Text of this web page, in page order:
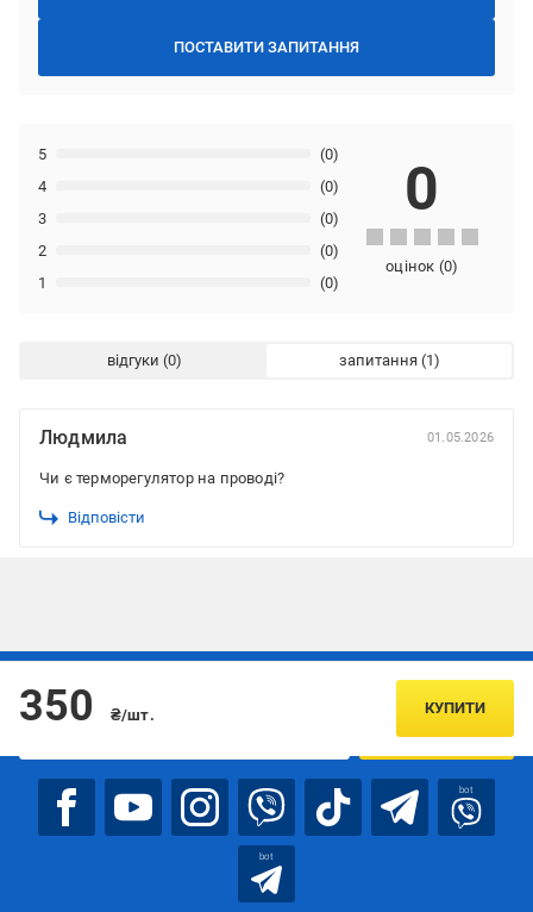
ПОСТАВИТИ ЗАПИТАННЯ
1 (0)
2 (0)
3 (0)
4 (0)
5 (0)
0
оцінок (0)
відгуки запитання
Людмила 01.05.2026
Чи є терморегулятор на проводі?
Відповісти
350 ₴/шт. КУПИТИ
Підписуйтесь, щоб дізнаватись першим про акції та пропозиції
ПІДПИСАТИСЯ
bot
bot